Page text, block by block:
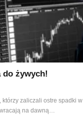
do żywych!
którzy zaliczali ostre spadki
na dawną…